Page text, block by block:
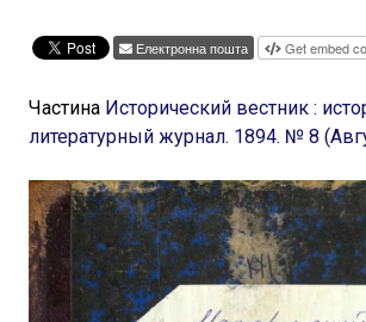
Електронна пошта Get embed
Частина Исторический вестник :
литературный журнал. 1894. № 8